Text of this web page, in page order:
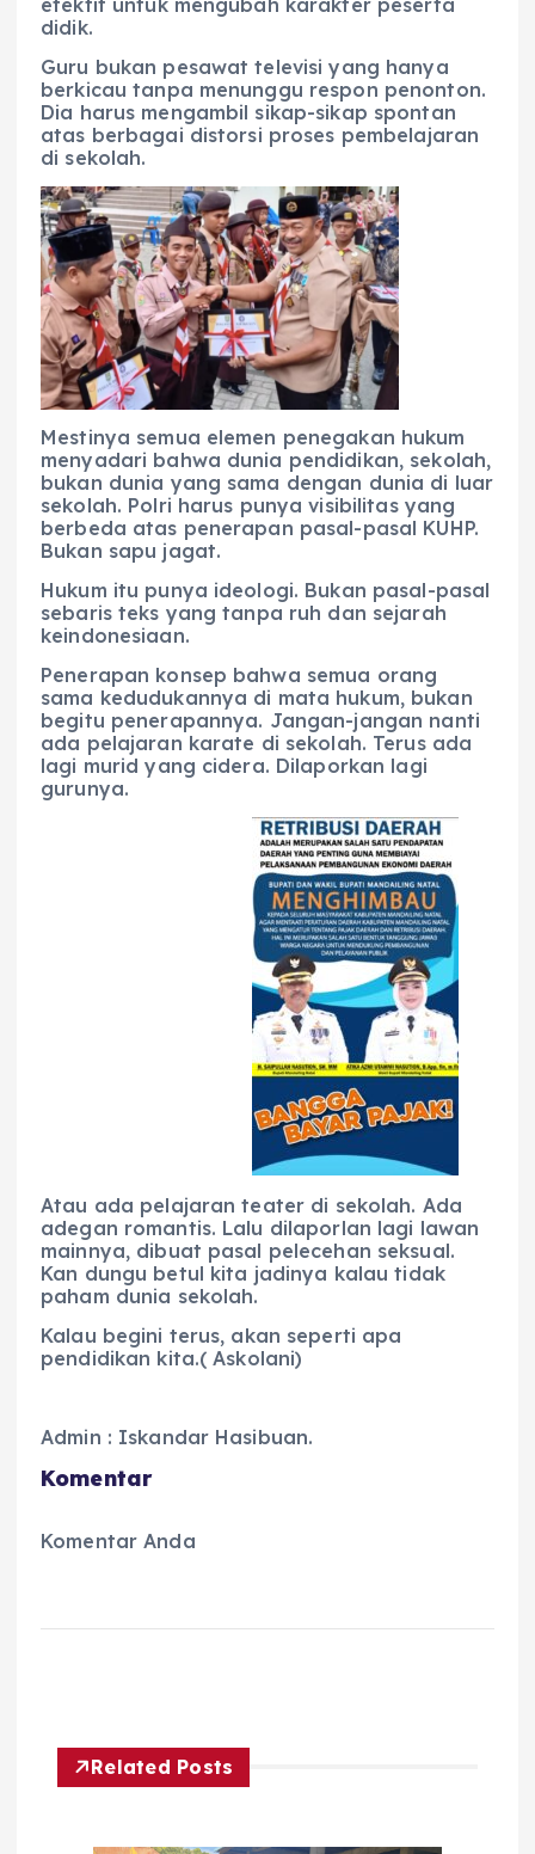
didik.
Guru bukan pesawat televisi yang hanya
berkicau tanpa menunggu respon penonton.
Dia harus mengambil sikap-sikap spontan
atas berbagai distorsi proses pembelajaran
di sekolah.
Mestinya semua elemen penegakan hukum
menyadari bahwa dunia pendidikan, sekolah,
bukan dunia yang sama dengan dunia di luar
sekolah. Polri harus punya visibilitas yang
berbeda atas penerapan pasal-pasal KUHP.
Bukan sapu jagat.
Hukum itu punya ideologi. Bukan pasal-pasal
sebaris teks yang tanpa ruh dan sejarah
keindonesiaan.
Penerapan konsep bahwa semua orang
sama kedudukannya di mata hukum, bukan
begitu penerapannya. Jangan-jangan nanti
ada pelajaran karate di sekolah. Terus ada
lagi murid yang cidera. Dilaporkan lagi
gurunya.
Atau ada pelajaran teater di sekolah. Ada
adegan romantis. Lalu dilaporlan lagi lawan
mainnya, dibuat pasal pelecehan seksual.
Kan dungu betul kita jadinya kalau tidak
paham dunia sekolah.
Kalau begini terus, akan seperti apa
pendidikan kita.( Askolani)
Admin : Iskandar Hasibuan.
Komentar
Komentar Anda
Related Posts